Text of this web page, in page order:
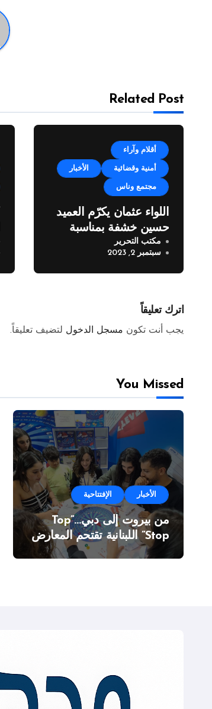
Related Post
أقلام وآراء
أمنية وقضائية الأخبار
مجتمع وناس
اللواء عثمان يكرّم العميد
حسين خشفة بمناسبة
انتهاء خدمته في قوى
الأمن الداخلي
مكتب التحرير
سبتمبر 2, 2023
اترك تعليقاً
يجب أنت تكون مسجل الدخول لتضيف تعليقاً.
You Missed
الأخبار الإفتتاحية
من بيروت إلى دبي…”Top
Stop” اللبنانية تقتحم المعارض
الدولية